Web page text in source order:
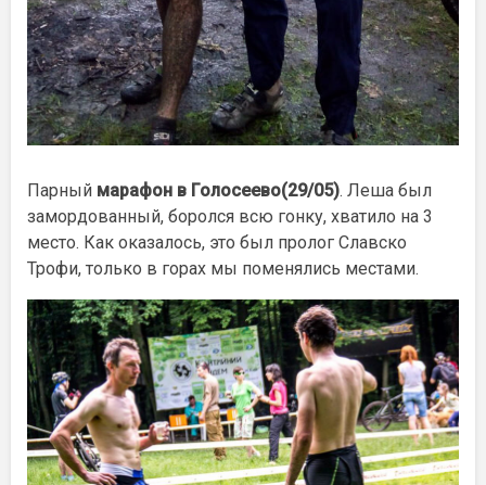
Парный марафон в Голосеево(29/05). Леша был
замордованный, боролся всю гонку, хватило на 3
место. Как оказалось, это был пролог Славско
Трофи, только в горах мы поменялись местами.